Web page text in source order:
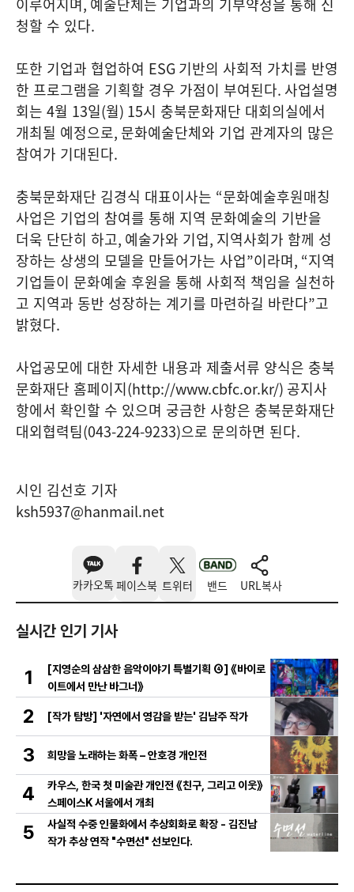
청할 수 있다.
또한 기업과 협업하여 ESG 기반의 사회적 가치를 반영
한 프로그램을 기획할 경우 가점이 부여된다. 사업설명
회는 4월 13일(월) 15시 충북문화재단 대회의실에서
개최될 예정으로, 문화예술단체와 기업 관계자의 많은
참여가 기대된다.
충북문화재단 김경식 대표이사는 “문화예술후원매칭
사업은 기업의 참여를 통해 지역 문화예술의 기반을
더욱 단단히 하고, 예술가와 기업, 지역사회가 함께 성
장하는 상생의 모델을 만들어가는 사업”이라며, “지역
기업들이 문화예술 후원을 통해 사회적 책임을 실천하
고 지역과 동반 성장하는 계기를 마련하길 바란다”고
밝혔다.
사업공모에 대한 자세한 내용과 제출서류 양식은 충북
문화재단 홈페이지(http://www.cbfc.or.kr/) 공지사
항에서 확인할 수 있으며 궁금한 사항은 충북문화재단
대외협력팀(043-224-9233)으로 문의하면 된다.
시인 김선호 기자
ksh5937@hanmail.net
카카오톡 페이스북 트위터 밴드 URL복사
실시간 인기 기사
1
[지영순의 삼삼한 음악이야기 특별기획 ④] 《바이로
이트에서 만난 바그너》
2 [작가 탐방] '자연에서 영감을 받는' 김남주 작가
3 희망을 노래하는 화폭 – 안호경 개인전
4
카우스, 한국 첫 미술관 개인전 《친구, 그리고 이웃》
스페이스K 서울에서 개최
5
사실적 수중 인물화에서 추상회화로 확장 - 김진남
작가 추상 연작 "수면선" 선보인다.